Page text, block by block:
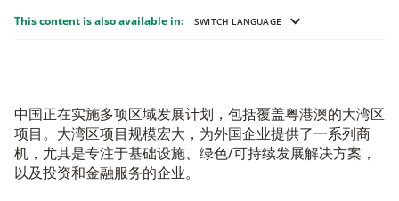
This content is also available in: SWITCH LANGUAGE
中国正在实施多项区域发展计划，包括覆盖粤港澳的大湾区
项目。大湾区项目规模宏大，为外国企业提供了一系列商
机，尤其是专注于基础设施、绿色/可持续发展解决方案，
以及投资和金融服务的企业。